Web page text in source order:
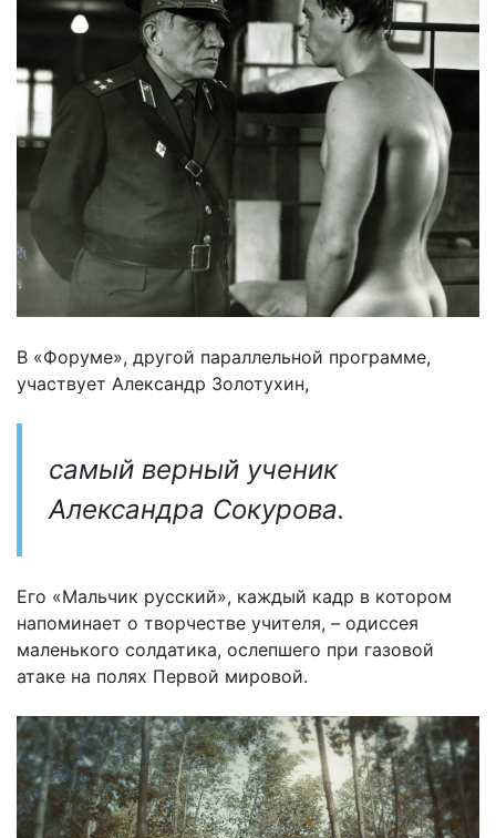
В «Форуме», другой параллельной программе,
участвует Александр Золотухин,
самый верный ученик
Александра Сокурова.
Его «Мальчик русский», каждый кадр в котором
напоминает о творчестве учителя, – одиссея
маленького солдатика, ослепшего при газовой
атаке на полях Первой мировой.